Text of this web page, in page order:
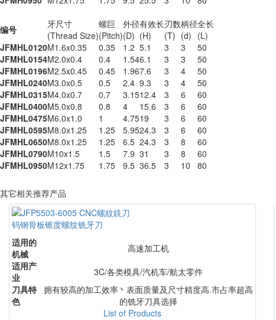
编号
牙尺寸
(Thread Size)
螺巨
(Pitch)
外径
(D)
有效长
(H)
刃数
(T)
柄径
(d)
全长
(L)
JFMHL0120M1.6x0.35 0.35 1.2 5.1 3 3
50
JFMHL0154M2.0x0.4 0.4 1.546.1 3 3
50
JFMHL0196M2.5x0.45 0.45 1.967.6 3 4
50
JFMHL0240M3.0x0.5 0.5 2.4 9.3 3 4
50
JFMHL0315M4.0x0.7 0.7 3.1512.4 3 6
60
JFMHL0400M5.0x0.8 0.8 4 15.6 3 6
60
JFMHL0475M6.0x1.0 1 4.7519 3 6
60
JFMHL0595M8.0x1.25 1.25 5.9524.3 3 6
60
JFMHL0650M8.0x1.25 1.25 6.5 24.3 3 8
60
JFMHL0790M10x1.5 1.5 7.9 31 3 8
60
JFMHL0950M12x1.75 1.75 9.5 36.5 3 10 80
其它相关推荐产品
钨钢骨板锥度螺纹铣牙刀
适用的
机械
高速加工机
适用产
业
3C/各类模具/汽机车/航太零件
刀具特
色
拥有较高的加工效率丶表面质量及尺寸精度高.市占率超高
的铣牙刀具选择
List of Products